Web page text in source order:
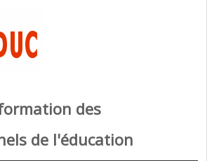
des
de l'éducation